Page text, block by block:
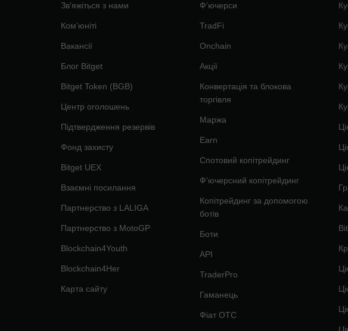
Звʼяжіться з нами
Ком’юніті
Вакансії
Блог Bitget
Bitget Token (BGB)
Центр оголошень
Підтвердження резервів
Фонд захисту
Bitget UEX
Взаємні посилання
Партнерство з LALIGA
Партнерство з MotoGP
Blockchain4Youth
Blockchain4Her
Карта сайту
Ф’ючерси
TradFi
Onchain
Акції
Конвертація та блокова
торгівля
Маржа
Earn
Спотовий копітрейдинг
Фʼючерсний копітрейдинг
Копітрейдинг за допомогою
ботів
Боти
API
TraderPro
Гаманець
Фіат OTC